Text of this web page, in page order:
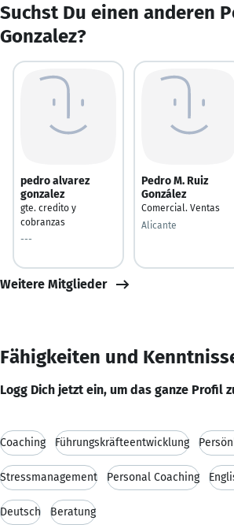
Suchst Du einen anderen
Gonzalez?
pedro alvarez
gonzalez
gte. credito y
cobranzas
---
Pedro M. Ruiz
González
Comercial. Ventas
Alicante
Weitere Mitglieder
Fähigkeiten und
Logg Dich jetzt ein, um das ganze Profil
Coaching Führungskräfteentwicklung
Stressmanagement Personal Coaching
Deutsch Beratung